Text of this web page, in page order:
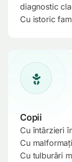
diagnostic
Cu istoric
Copii
Cu întârzieri
Cu
Cu tulburări